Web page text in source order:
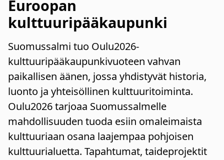
Euroopan
kulttuuripääkaupunki
Suomussalmi tuo Oulu2026-
kulttuuripääkaupunkivuoteen vahvan
paikallisen äänen, jossa yhdistyvät historia,
luonto ja yhteisöllinen kulttuuritoiminta.
Oulu2026 tarjoaa Suomussalmelle
mahdollisuuden tuoda esiin omaleimaista
kulttuuriaan osana laajempaa pohjoisen
kulttuurialuetta. Tapahtumat, taideprojektit